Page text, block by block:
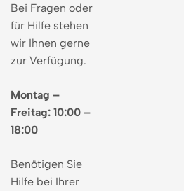
Bei Fragen oder
für Hilfe stehen
wir Ihnen gerne
zur Verfügung.
Montag –
Freitag: 10:00 –
18:00
Benötigen Sie
Hilfe bei Ihrer